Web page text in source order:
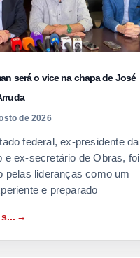
será o vice na chapa de José
de 2026
federal, ex-presidente da
e ex-secretário de Obras, foi
pelas lideranças como um
e preparado